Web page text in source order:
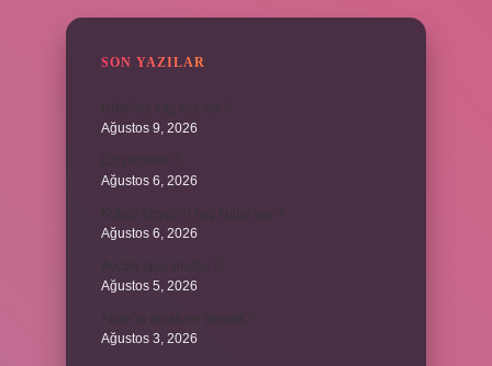
SON YAZILAR
Ağustos 9, 2026
Ağustos 6, 2026
Ağustos 6, 2026
Ağustos 5, 2026
Ağustos 3, 2026